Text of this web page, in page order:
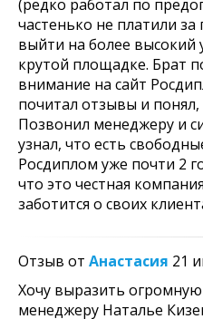
(редко работал по
частенько не платили
выйти на более высокий
крутой площадке. Брат
внимание на сайт
почитал отзывы и понял,
Позвонил менеджеру и
узнал, что есть
Росдиплом уже почти 2
что это честная
заботится о своих
Отзыв от Анастасия 21
Хочу выразить
менеджеру Наталье